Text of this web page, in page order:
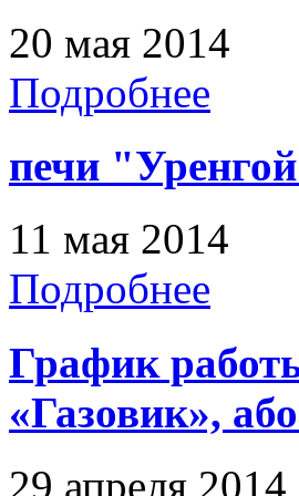
20 мая 2014
Подробнее
печи
11 мая 2014
Подробнее
График
«Газовик»,
29 апреля 2014